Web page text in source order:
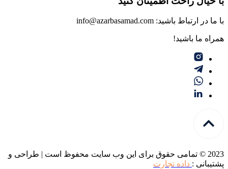
با ما در ارتباط باشید: info@azarbasamad.com
همراه ما باشید!
2023 © تمامی حقوق برای این وب سایت محفوظ است | طراحی و
پشتیبانی : داده تجارت